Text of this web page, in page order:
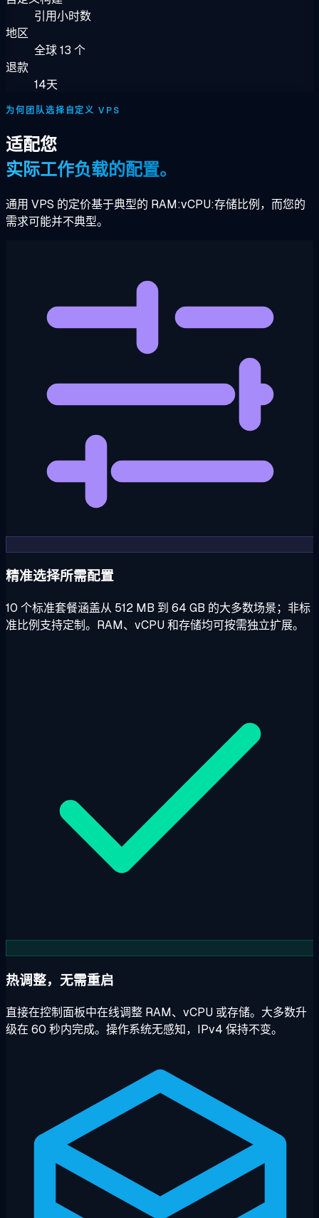
引用小时数
地区
全球 13 个
退款
14天
为何团队选择自定义 VPS
适配您
实际工作负载的配置。
通用 VPS 的定价基于典型的 RAM:vCPU:存储比例，而您的
需求可能并不典型。
精准选择所需配置
10 个标准套餐涵盖从 512 MB 到 64 GB 的大多数场景；非标
准比例支持定制。RAM、vCPU 和存储均可按需独立扩展。
热调整，无需重启
直接在控制面板中在线调整 RAM、vCPU 或存储。大多数升
级在 60 秒内完成。操作系统无感知，IPv4 保持不变。